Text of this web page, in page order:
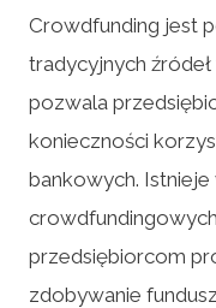
Crowdfunding jest
tradycyjnych
pozwala
konieczności
bankowych.
przedsiębiorcom
zdobywanie